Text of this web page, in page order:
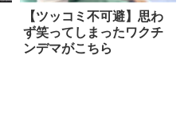
【ツッコミ不可避】思わ
ず笑ってしまったワクチ
ンデマがこちら